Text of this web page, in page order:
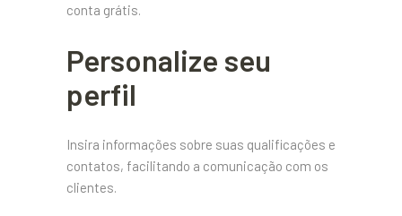
conta grátis.
Personalize seu
perfil
Insira informações sobre suas qualificações e
contatos, facilitando a comunicação com os
clientes.